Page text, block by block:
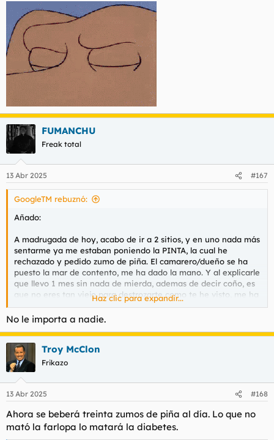
FUMANCHU
Freak total
13 Abr 2025 #167
GoogleTM rebuznó:
Añado:
A madrugada de hoy, acabo de ir a 2 sitios, y en uno nada más
sentarme ya me estaban poniendo la PINTA, la cual he
rechazado y pedido zumo de piña. El camarero/dueño se ha
puesto la mar de contento, me ha dado la mano. Y al explicarle
que llevo 1 mes sin nada de mierda, ademas de decir coño, es
que no eres tan viejo para destrozarte como te he visto, me ha
invitado el suculento néctar de piña.
He ido a una tienda que cierra a las 1:30 (y dan alcohol a esas
horas) y el dueño me ha dicho, mi mujer me ha dicho que ya
no bebes, joder como nos alegramos, venías a veces mega
puesto. Me alegro un montón en serio... lo ha repetido como 3
veces (no ha invitado al zumo de piña y los donuts)
Como veis cuando voy a por algo soy siempre el mejor, o el
mejor de lo mejor o el mejor de lo peor.
Haz clic para expandir...
No le importa a nadie.
Troy McClon
Frikazo
13 Abr 2025 #168
Ahora se beberá treinta zumos de piña al día. Lo que no
mató la farlopa lo matará la diabetes.